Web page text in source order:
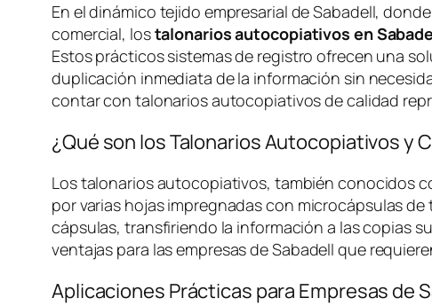
En el dinámico tejido empresarial de Sabadell,
comercial, lostalonarios autocopiativos en
Estos prácticos sistemas de registro ofrecen una
duplicación inmediata de la información sin
contar con talonarios autocopiativos de calidad
¿Qué son los Talonarios Autocopiativos y
Los talonarios autocopiativos, también conocidos
por varias hojas impregnadas con microcápsulas
cápsulas, transfiriendo la información a las copias
ventajas para las empresas de Sabadell que
Aplicaciones Prácticas para Empresas de